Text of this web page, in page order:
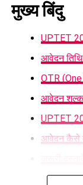
मुख्य बिंदु
UPTET
आवेदन तिथि
OTR
आवेदन
UPTET
आवेदन कैसे
क्यों